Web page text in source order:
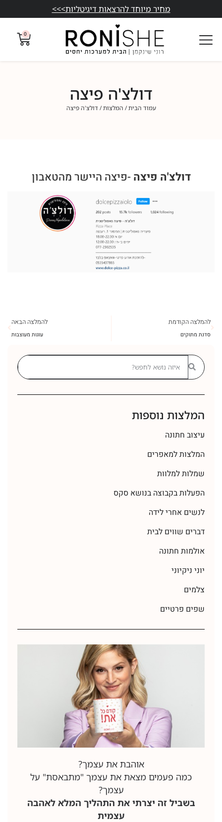
מחיר מיוחד להרצאות דיגיטליות>>>
0
דולצ'ה פיצה
עמוד הבית/ המלצות/ דולצ'ה פיצה
דולצ'ה פיצה-פיצה היישר מהטאבון
להמלצה הקודמת
סדנת מתוקים
להמלצה הבאה
עוגות מעוצבות
המלצות נוספות
עיצוב חתונה
המלצות למאפרים
שמלות למלוות
הפעלות בקבוצה בנושא סקס
לנשים אחרי לידה
דברים שווים לבית
אולמות חתונה
יוני ניקיוני
צלמים
שפים פרטיים
אוהבת את עצמך?
כמה פעמים מצאת את עצמך "מתבאסת" על
עצמך?
בשביל זה יצרתי את התהליך המלא לאהבה
עצמית